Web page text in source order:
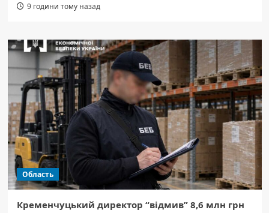
9 години тому назад
Область
Кременчуцький директор “відмив” 8,6 млн грн